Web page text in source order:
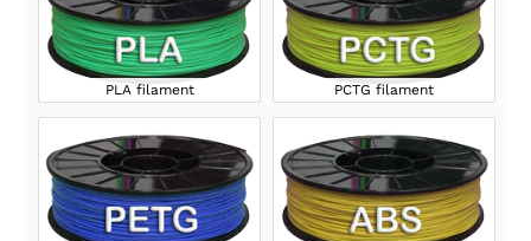
PLA filament PCTG filament